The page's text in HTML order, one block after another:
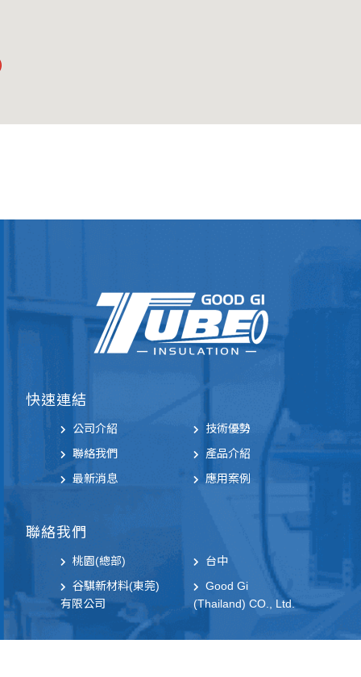
快速連結
公司介紹
技術優勢
聯絡我們
產品介紹
最新消息
應用案例
聯絡我們
桃園(總部)
台中
谷騏新材料(東莞)
有限公司
Good Gi
(Thailand) CO., Ltd.